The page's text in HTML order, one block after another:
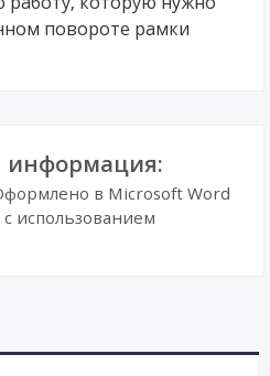
повороте рамки
информация:
в Microsoft Word
использованием